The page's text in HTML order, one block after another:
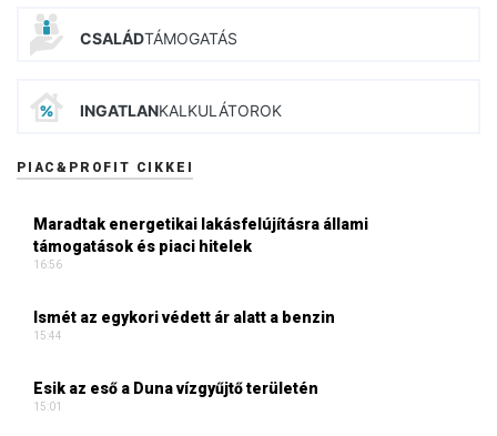
CSALÁDTÁMOGATÁS
INGATLANKALKULÁTOROK
PIAC&PROFIT CIKKEI
Maradtak energetikai lakásfelújításra állami
támogatások és piaci hitelek
16:56
Ismét az egykori védett ár alatt a benzin
15:44
Esik az eső a Duna vízgyűjtő területén
15:01